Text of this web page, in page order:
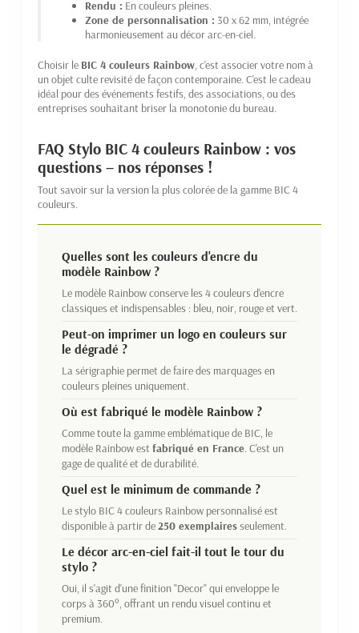
Rendu : En couleurs pleines.
Zone de personnalisation : 30 x 62 mm, intégrée
harmonieusement au décor arc-en-ciel.
Choisir le BIC 4 couleurs Rainbow, c'est associer votre nom à
un objet culte revisité de façon contemporaine. C'est le cadeau
idéal pour des événements festifs, des associations, ou des
entreprises souhaitant briser la monotonie du bureau.
FAQ Stylo BIC 4 couleurs Rainbow : vos
questions – nos réponses !
Tout savoir sur la version la plus colorée de la gamme BIC 4
couleurs.
Quelles sont les couleurs d'encre du
modèle Rainbow ?
Le modèle Rainbow conserve les 4 couleurs d'encre
classiques et indispensables : bleu, noir, rouge et vert.
Peut-on imprimer un logo en couleurs sur
le dégradé ?
La sérigraphie permet de faire des marquages en
couleurs pleines uniquement.
Où est fabriqué le modèle Rainbow ?
Comme toute la gamme emblématique de BIC, le
modèle Rainbow est fabriqué en France. C'est un
gage de qualité et de durabilité.
Quel est le minimum de commande ?
Le stylo BIC 4 couleurs Rainbow personnalisé est
disponible à partir de250 exemplaires seulement.
Le décor arc-en-ciel fait-il tout le tour du
stylo ?
Oui, il s'agit d'une finition "Decor" qui enveloppe le
corps à 360°, offrant un rendu visuel continu et
premium.